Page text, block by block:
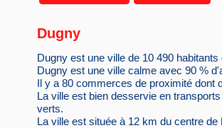
Dugny
Dugny est une ville de 10 490
Dugny est une ville calme avec 90 %
Il y a 80 commerces de proximité dont
La ville est bien desservie en
verts.
La ville est située à 12 km du centre